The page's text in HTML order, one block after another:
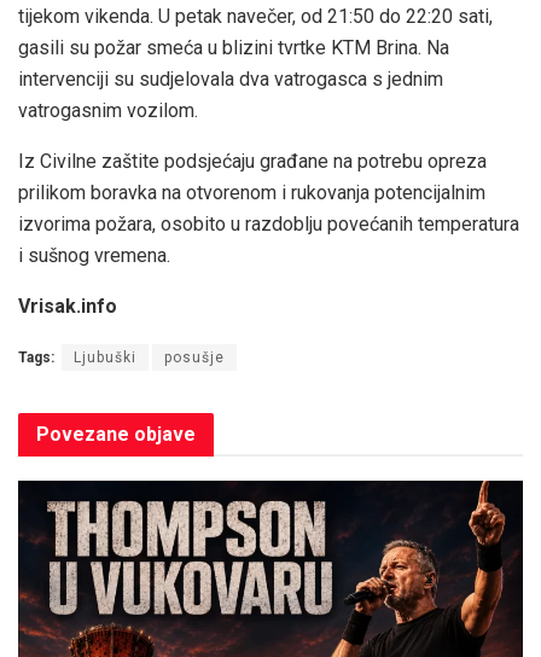
tijekom vikenda. U petak navečer, od 21:50 do 22:20 sati,
gasili su požar smeća u blizini tvrtke KTM Brina. Na
intervenciji su sudjelovala dva vatrogasca s jednim
vatrogasnim vozilom.
Iz Civilne zaštite podsjećaju građane na potrebu opreza
prilikom boravka na otvorenom i rukovanja potencijalnim
izvorima požara, osobito u razdoblju povećanih temperatura
i sušnog vremena.
Vrisak.info
Tags: Ljubuški posušje
Povezane objave